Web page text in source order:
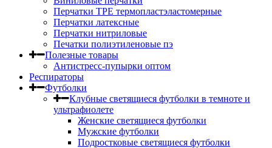
Перчатки TPE термопластэластомерные
Перчатки латексные
Перчатки нитриловые
Печатки полиэтиленовые пэ
Полезные товары
Антистресс-пупырки оптом
Респираторы
Футболки
Клубные светящиеся футболки в темноте и
ультрафиолете
Женские светящиеся футболки
Мужские футболки
Подростковые светящиеся футболки